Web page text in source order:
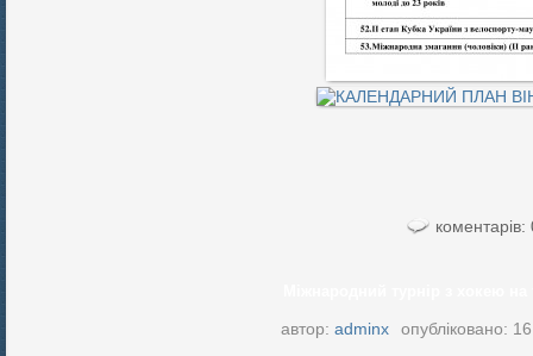
коментарів:
автор: adminx опубліковано: